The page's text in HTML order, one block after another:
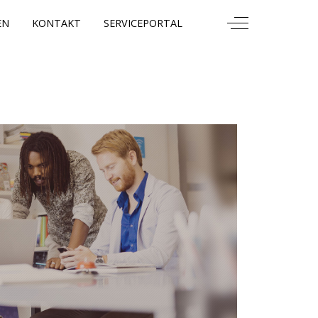
KONTAKT SERVICEPORTAL Off-Canvas